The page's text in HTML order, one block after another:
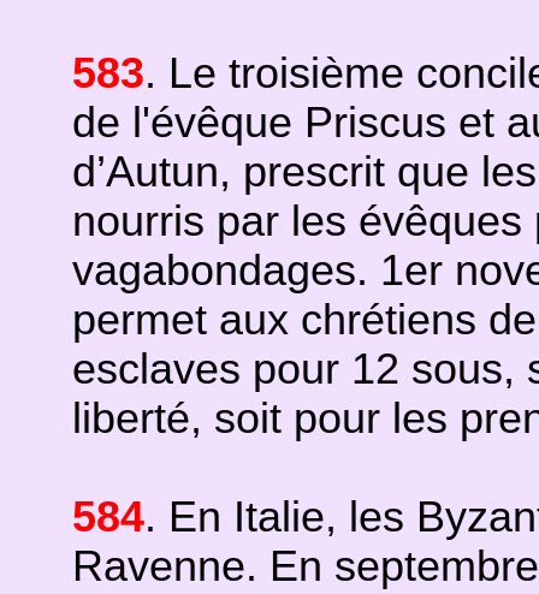
583. Le troisième
de l'évêque Priscus et
d’Autun, prescrit que
nourris par les
vagabondages. 1er
permet aux chrétiens
esclaves pour 12 sous,
liberté, soit pour les
584. En Italie, les
Ravenne. En